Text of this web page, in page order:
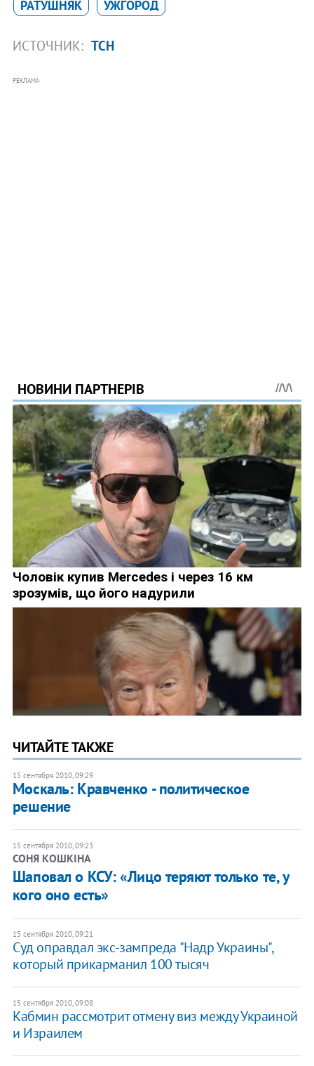
РАТУШНЯК УЖГОРОД
ИСТОЧНИК: ТСН
РЕКЛАМА
ЧИТАЙТЕ ТАКЖЕ
15 сентября 2010, 09:29
Москаль: Кравченко - политическое
решение
15 сентября 2010, 09:23
СОНЯ КОШКІНА
Шаповал о КСУ: «Лицо теряют только те, у
кого оно есть»
15 сентября 2010, 09:21
Суд оправдал экс-зампреда "Надр Украины",
который прикарманил 100 тыcяч
15 сентября 2010, 09:08
Кабмин рассмотрит отмену виз между Украиной
и Израилем